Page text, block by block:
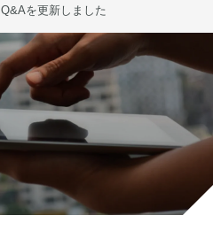
⼟地活⽤
賃貸管理
ホテル事業
Q&Aを更新しました